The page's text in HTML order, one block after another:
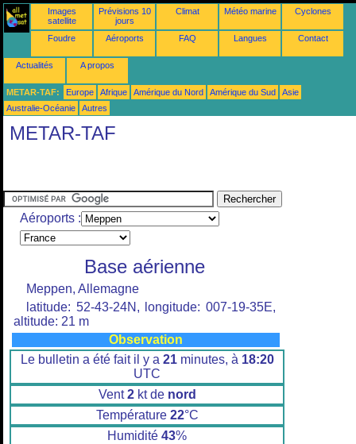
Images
satellite
Prévisions 10
jours
Climat Météo marine Cyclones
Foudre Aéroports FAQ Langues Contact
Actualités A propos
METAR-TAF: Europe Afrique Amérique du Nord Amérique du Sud
Asie
Australie-Océanie
Autres
METAR-TAF
Aéroports :
Base aérienne
Meppen, Allemagne
latitude: 52-43-24N, longitude: 007-19-35E,
altitude: 21 m
Observation
Le bulletin a été fait il y a 21minutes, à 18:20
UTC
Vent2kt de nord
Température 22°C
Humidité 43%